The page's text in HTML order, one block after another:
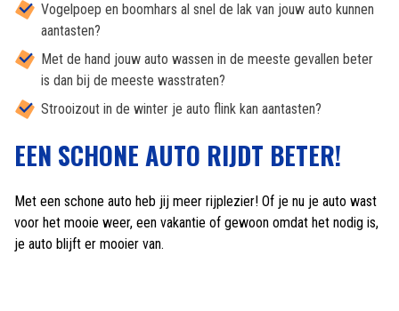
Vogelpoep en boomhars al snel de lak van jouw auto kunnen
aantasten?
Met de hand jouw auto wassen in de meeste gevallen beter
is dan bij de meeste wasstraten?
Strooizout in de winter je auto flink kan aantasten?
EEN SCHONE AUTO RIJDT BETER!
Met een schone auto heb jij meer rijplezier! Of je nu je auto wast
voor het mooie weer, een vakantie of gewoon omdat het nodig is,
je auto blijft er mooier van.